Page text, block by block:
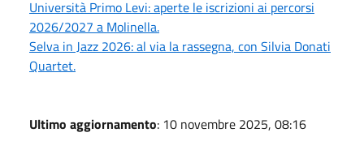
Università Primo Levi: aperte le iscrizioni ai percorsi
2026/2027 a Molinella.
Selva in Jazz 2026: al via la rassegna, con Silvia Donati
Quartet.
Ultimo aggiornamento: 10 novembre 2025, 08:16